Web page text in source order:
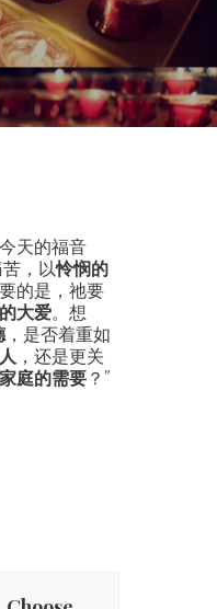
今天的福音
，以怜悯的
的是，祂要
大爱。想
，是否着重如
，还是更关
家庭的需要 ？”